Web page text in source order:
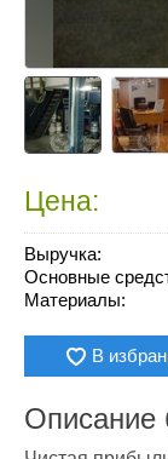
Цена:
Выручка:
Основные
Материалы:
В
Описание